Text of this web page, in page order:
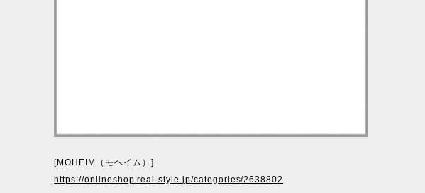
[MOHEIM（モヘイム）]
https://onlineshop.real-style.jp/categories/2638802